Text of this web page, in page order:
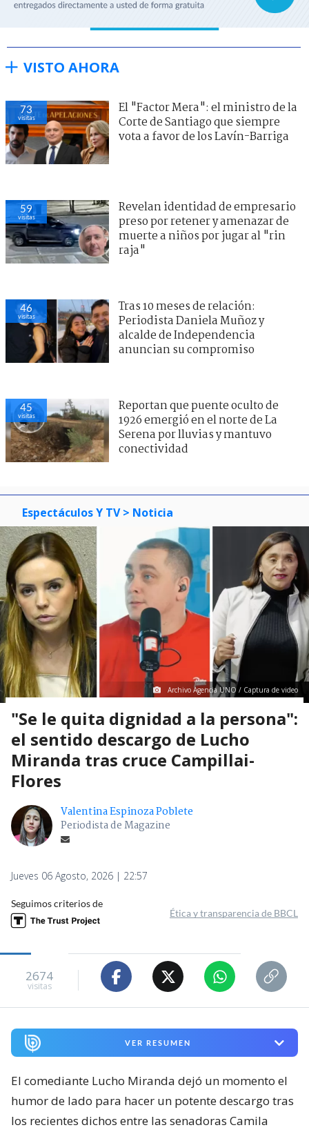
VISTO AHORA
73
visitas
El "Factor Mera": el ministro de la
Corte de Santiago que siempre
vota a favor de los Lavín-Barriga
59
visitas
Revelan identidad de empresario
preso por retener y amenazar de
muerte a niños por jugar al "rin
raja"
46
visitas
Tras 10 meses de relación:
Periodista Daniela Muñoz y
alcalde de Independencia
anuncian su compromiso
45
visitas
Reportan que puente oculto de
1926 emergió en el norte de La
Serena por lluvias y mantuvo
conectividad
Espectáculos Y TV > Noticia
Archivo Agencia UNO / Captura de video
"Se le quita dignidad a la persona":
el sentido descargo de Lucho
Miranda tras cruce Campillai-
Flores
Valentina Espinoza Poblete
Periodista de Magazine
Jueves 06 Agosto, 2026 | 22:57
Seguimos criterios de
Ética y transparencia de BBCL
2674
visitas
VER RESUMEN
El comediante Lucho Miranda dejó un momento el
humor de lado para hacer un potente descargo tras
los recientes dichos entre las senadoras Camila